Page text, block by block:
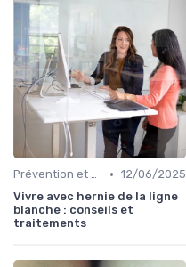
Prévention et Gestion des Blessures • 12/06/2025
Vivre avec hernie de la ligne
blanche : conseils et
traitements